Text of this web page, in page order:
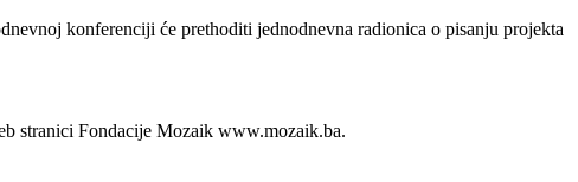
konferenciji će prethoditi jednodnevna radionica o pisanju projekta
stranici Fondacije Mozaik www.mozaik.ba.